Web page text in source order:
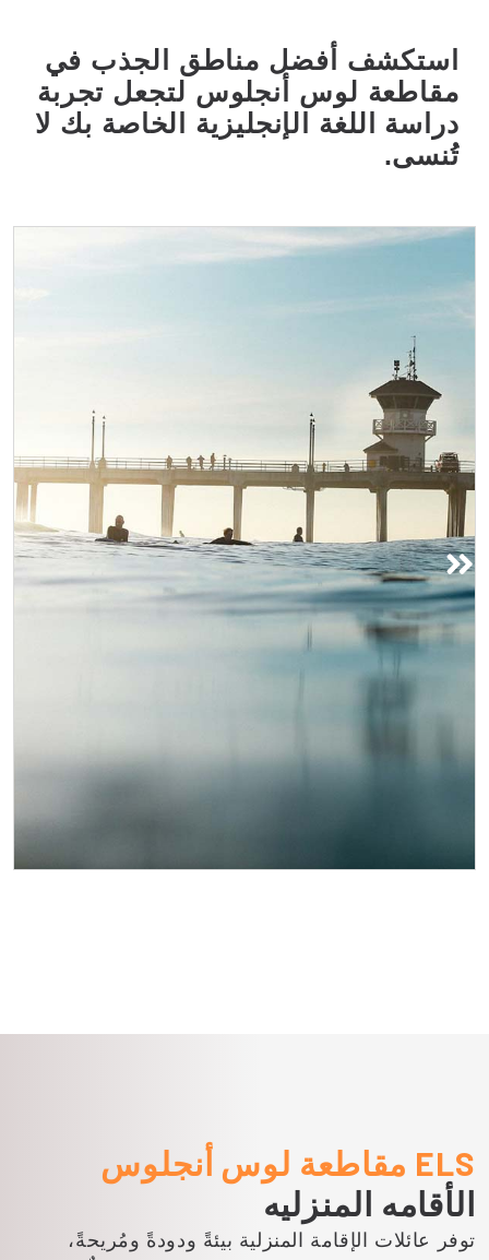
استكشف أفضل مناطق الجذب في
مقاطعة لوس أنجلوس لتجعل تجربة
دراسة اللغة الإنجليزية الخاصة بك لا
تُنسى.
الأمواج العالمية، وشواطئها الخلابة،
ELS مقاطعة لوس أنجلوس
الأقامه المنزليه
توفر عائلات الإقامة المنزلية بيئةً ودودةً ومُريحةً،